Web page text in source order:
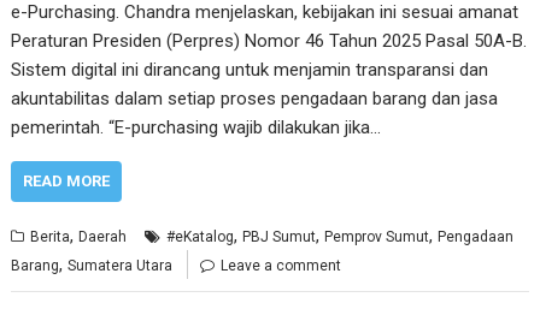
e-Purchasing. Chandra menjelaskan, kebijakan ini sesuai amanat
Peraturan Presiden (Perpres) Nomor 46 Tahun 2025 Pasal 50A-B.
Sistem digital ini dirancang untuk menjamin transparansi dan
akuntabilitas dalam setiap proses pengadaan barang dan jasa
pemerintah. “E-purchasing wajib dilakukan jika…
READ MORE
Berita,Daerah #eKatalog,PBJ Sumut,Pemprov Sumut,Pengadaan
Barang,Sumatera Utara Leave a comment